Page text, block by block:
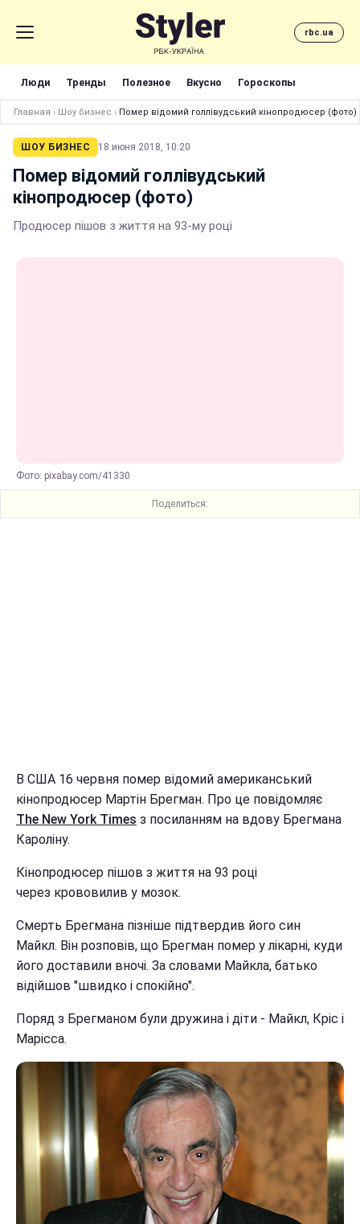
rbc.ua
Люди Тренды Полезное Вкусно Гороскопы
Главная › Шоу бизнес › Помер відомий голлівудський кінопродюсер (фото)
ШОУ БИЗНЕС 18 июня 2018, 10:20
Помер відомий голлівудський
кінопродюсер (фото)
Продюсер пішов з життя на 93-му році
Фото: pixabay.com/41330
Поделиться:
В США 16 червня помер відомий американський
кінопродюсер Мартін Брегман. Про це повідомляє
The New York Times з посиланням на вдову Брегмана
Кароліну.
Кінопродюсер пішов з життя на 93 році
через крововилив у мозок.
Смерть Брегмана пізніше підтвердив його син
Майкл. Він розповів, що Брегман помер у лікарні, куди
його доставили вночі. За словами Майкла, батько
відійшов "швидко і спокійно".
Поряд з Брегманом були дружина і діти - Майкл, Кріс і
Марісса.